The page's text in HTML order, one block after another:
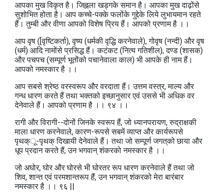
आपका मुख विकृत है। जिह्नला खड्गके समान है। आपका मुख दाढ़ोंसे
सुशोभित होता है। आप कच्चे-पक्के फलोंके गुद्देके लिये लुभायमान रहते
हैं। तुम्बी और वीणा आपको विशेष प्रिय हैं। आपको प्रणाम है ।।
आप वृष ([वृष्टिकर्ता), वृष्य (धर्मकी वृद्धि करनेवाले), गोवृष (नन्दी) और वृष
(धर्म) आदि नामोंसे प्रसिद्ध हैं। कटंकट (नित्य गतिशील), दण्ड (शासक)
और पचपच (सम्पूर्ण भूतोंको पचानेवाला काल) भी आपके ही नाम हैं।
आपको नमस्कार है ।।
आप सबसे श्रेष्ठ वरस्वरूप और वरदाता हैं। उत्तम वस्त्र, माल्य और
गन्ध धारण करते हैं तथा भक्तको इच्छानुसार एवं उससे भी अधिक वर
देनेवाले हैं। आपको प्रणाम है ।। ९४ ।।
रागी और विरागी--दोनों जिनके स्वरूप हैं, जो ध्यानपरायण, रुद्राक्षकी
माला धारण करनेवाले, कारण-रूपसे सबमें व्याप्त और कार्यरूपसे
पृथक्‌ू-पृथक्‌ दिखायी देनेवाले हैं। तथा जो सम्पूर्ण जगत्‌को छाया और
धूप प्रदान करते हैं, उन भगवान्‌ शंकरको नमस्कार है ।।
जो अघोर, घोर और घोरसे भी घोरतर रूप धारण करनेवाले हैं तथा जो
शिव, शान्त एवं परमशान्तरूप हैं, उन भगवान्‌ शंकरको मेरा बारंबार
नमस्कार है ।। ९६ ||